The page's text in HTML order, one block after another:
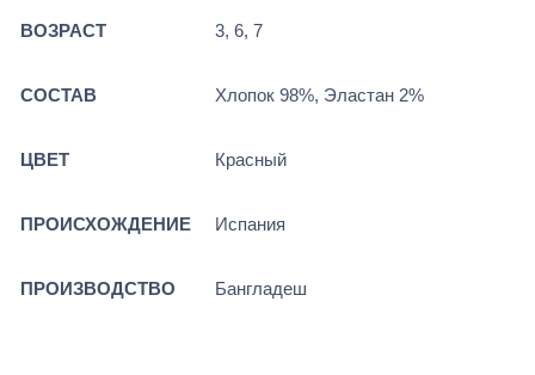
ВОЗРАСТ 3, 6, 7
СОСТАВ Хлопок 98%, Эластан 2%
ЦВЕТ Красный
ПРОИСХОЖДЕНИЕ Испания
ПРОИЗВОДСТВО Бангладеш